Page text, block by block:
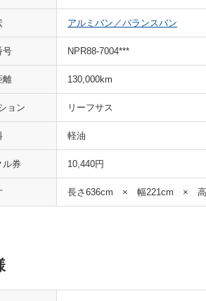
アルミバン／バランスバン
号 NPR88-7004***
離 130,000km
ョン リーフサス
軽油
ル券 10,440円
長さ636cm × 幅221cm × 高